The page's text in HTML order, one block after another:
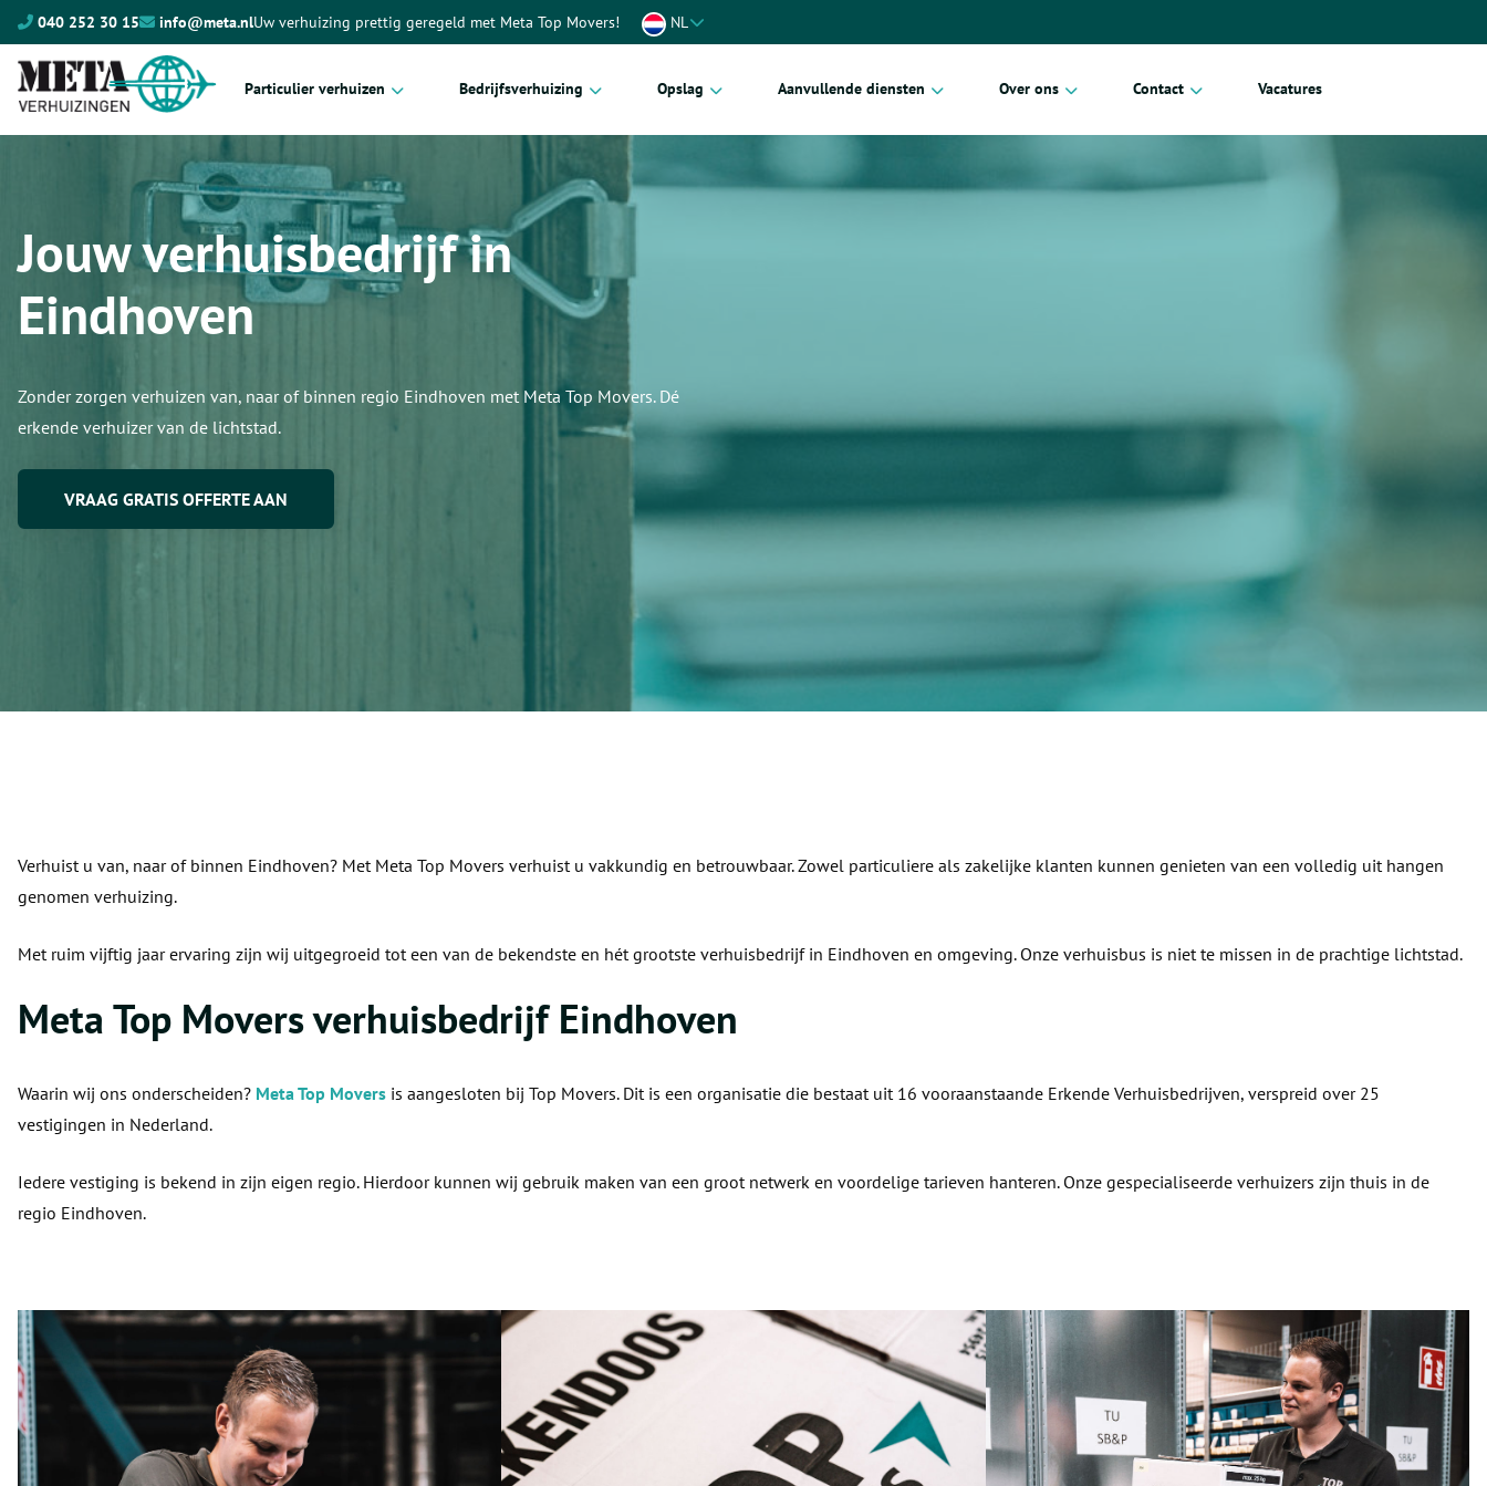
040 252 30 15 info@meta.nlUw verhuizing prettig geregeld met Meta Top Movers! NL
Particulier verhuizen
Meubeltransport
Internationaal verhuizen
Kosten verhuizing
Bedrijfsverhuizing
Projectverhuizing
Verhuiscoördinator
Archiefverhuizing
Opslag Aanvullende diensten Over ons Contact Vacatures
Jouw verhuisbedrijf in
Eindhoven
Zonder zorgen verhuizen van, naar of binnen regio Eindhoven met Meta Top Movers. Dé
erkende verhuizer van de lichtstad.
VRAAG GRATIS OFFERTE AAN
Verhuist u van, naar of binnen Eindhoven? Met Meta Top Movers verhuist u vakkundig en betrouwbaar. Zowel particuliere als zakelijke klanten kunnen genieten van een volledig uit hangen
genomen verhuizing.
Met ruim vijftig jaar ervaring zijn wij uitgegroeid tot een van de bekendste en hét grootste verhuisbedrijf in Eindhoven en omgeving. Onze verhuisbus is niet te missen in de prachtige lichtstad.
Meta Top Movers verhuisbedrijf Eindhoven
Waarin wij ons onderscheiden? Meta Top Movers is aangesloten bij Top Movers. Dit is een organisatie die bestaat uit 16 vooraanstaande Erkende Verhuisbedrijven, verspreid over 25
vestigingen in Nederland.
Iedere vestiging is bekend in zijn eigen regio. Hierdoor kunnen wij gebruik maken van een groot netwerk en voordelige tarieven hanteren. Onze gespecialiseerde verhuizers zijn thuis in de
regio Eindhoven.